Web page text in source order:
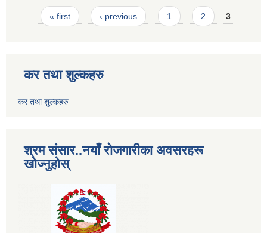
Pages
« first ‹ previous 1 2 3
कर तथा शुल्कहरु
कर तथा शुल्कहरु
श्रम संसार..नयाँ रोजगारीका अवसरहरू
खोज्नुहोस्